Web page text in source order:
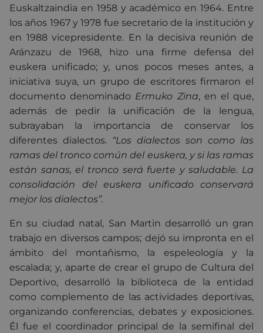
Euskaltzaindia en 1958 y académico en 1964. Entre
los años 1967 y 1978 fue secretario de la institución y
en 1988 vicepresidente. En la decisiva reunión de
Aránzazu de 1968, hizo una firme defensa del
euskera unificado; y, unos pocos meses antes, a
iniciativa suya, un grupo de escritores firmaron el
documento denominado Ermuko Zina, en el que,
además de pedir la unificación de la lengua,
subrayaban la importancia de conservar los
diferentes dialectos. “Los dialectos son como las
ramas del tronco común del euskera, y si las ramas
están sanas, el tronco será fuerte y saludable. La
consolidación del euskera unificado conservará
mejor los dialectos”.
En su ciudad natal, San Martin desarrolló un gran
trabajo en diversos campos; dejó su impronta en el
ámbito del montañismo, la espeleología y la
escalada; y, aparte de crear el grupo de Cultura del
Deportivo, desarrolló la biblioteca de la entidad
como complemento de las actividades deportivas,
organizando conferencias, debates y exposiciones.
Él fue el coordinador principal de la semifinal del